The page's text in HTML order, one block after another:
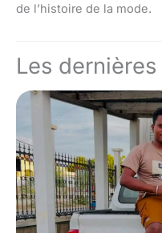
de l’histoire de la mode.
Les